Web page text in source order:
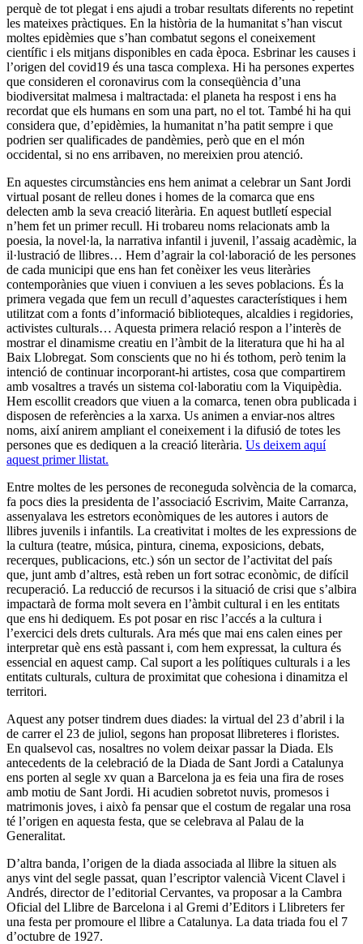
perquè de tot plegat i ens ajudi a trobar resultats diferents no repetint
les mateixes pràctiques. En la història de la humanitat s’han viscut
moltes epidèmies que s’han combatut segons el coneixement
científic i els mitjans disponibles en cada època. Esbrinar les causes i
l’origen del covid19 és una tasca complexa. Hi ha persones expertes
que consideren el coronavirus com la conseqüència d’una
biodiversitat malmesa i maltractada: el planeta ha respost i ens ha
recordat que els humans en som una part, no el tot. També hi ha qui
considera que, d’epidèmies, la humanitat n’ha patit sempre i que
podrien ser qualificades de pandèmies, però que en el món
occidental, si no ens arribaven, no mereixien prou atenció.
En aquestes circumstàncies ens hem animat a celebrar un Sant Jordi
virtual posant de relleu dones i homes de la comarca que ens
delecten amb la seva creació literària. En aquest butlletí especial
n’hem fet un primer recull. Hi trobareu noms relacionats amb la
poesia, la novel·la, la narrativa infantil i juvenil, l’assaig acadèmic, la
il·lustració de llibres… Hem d’agrair la col·laboració de les persones
de cada municipi que ens han fet conèixer les veus literàries
contemporànies que viuen i conviuen a les seves poblacions. És la
primera vegada que fem un recull d’aquestes característiques i hem
utilitzat com a fonts d’informació biblioteques, alcaldies i regidories,
activistes culturals… Aquesta primera relació respon a l’interès de
mostrar el dinamisme creatiu en l’àmbit de la literatura que hi ha al
Baix Llobregat. Som conscients que no hi és tothom, però tenim la
intenció de continuar incorporant-hi artistes, cosa que compartirem
amb vosaltres a través un sistema col·laboratiu com la Viquipèdia.
Hem escollit creadors que viuen a la comarca, tenen obra publicada i
disposen de referències a la xarxa. Us animen a enviar-nos altres
noms, així anirem ampliant el coneixement i la difusió de totes les
persones que es dediquen a la creació literària. Us deixem aquí
aquest primer llistat.
Entre moltes de les persones de reconeguda solvència de la comarca,
fa pocs dies la presidenta de l’associació Escrivim, Maite Carranza,
assenyalava les estretors econòmiques de les autores i autors de
llibres juvenils i infantils. La creativitat i moltes de les expressions de
la cultura (teatre, música, pintura, cinema, exposicions, debats,
recerques, publicacions, etc.) són un sector de l’activitat del país
que, junt amb d’altres, està reben un fort sotrac econòmic, de difícil
recuperació. La reducció de recursos i la situació de crisi que s’albira
impactarà de forma molt severa en l’àmbit cultural i en les entitats
que ens hi dediquem. Es pot posar en risc l’accés a la cultura i
l’exercici dels drets culturals. Ara més que mai ens calen eines per
interpretar què ens està passant i, com hem expressat, la cultura és
essencial en aquest camp. Cal suport a les polítiques culturals i a les
entitats culturals, cultura de proximitat que cohesiona i dinamitza el
territori.
Aquest any potser tindrem dues diades: la virtual del 23 d’abril i la
de carrer el 23 de juliol, segons han proposat llibreteres i floristes.
En qualsevol cas, nosaltres no volem deixar passar la Diada. Els
antecedents de la celebració de la Diada de Sant Jordi a Catalunya
ens porten al segle xv quan a Barcelona ja es feia una fira de roses
amb motiu de Sant Jordi. Hi acudien sobretot nuvis, promesos i
matrimonis joves, i això fa pensar que el costum de regalar una rosa
té l’origen en aquesta festa, que se celebrava al Palau de la
Generalitat.
D’altra banda, l’origen de la diada associada al llibre la situen als
anys vint del segle passat, quan l’escriptor valencià Vicent Clavel i
Andrés, director de l’editorial Cervantes, va proposar a la Cambra
Oficial del Llibre de Barcelona i al Gremi d’Editors i Llibreters fer
una festa per promoure el llibre a Catalunya. La data triada fou el 7
d’octubre de 1927.